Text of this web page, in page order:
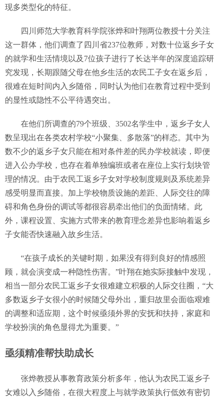
现多类型化的特征。
四川师范大学教育科学院张烨和叶翔两位教授十分关注
这一群体，他们调查了四川省237位教师，对数十位返乡子女
的就学和生活情境以及7位孩子进行了长达半年的深度追踪研
究发现，长期跟随父母在他乡生活的农民工子女在返乡后，
很难在短时间内入乡随俗，同时认为他们在教育过程中受到
的显性或隐性不公平待遇突出。
在他们所调查的79个班级、3502名学生中，返乡子女人
数呈现出在各类农村学校“小聚集、多散落”的样态。其中为
数不少的返乡子女只能在相对条件差的民办学校就读，即便
进入公办学校，也存在着单独编班或者在座位上实行划块管
理的情况。由于农民工返乡子女对学校制度规则及系统差异
感受明显而直接。加上学校物质设施的差距、人际交往的障
碍和角色身份的调试等都很容易牵出他们的负面情绪。此
外，课程设置、实施方式带来的教育理念差异也影响着返乡
子女能否快速融入故乡生活。
“在孩子成长的关键时期，如果没有得到良好的情感照
顾，就会演变成一种隐性伤害。”叶翔在她实际接触中发现，
相当一部分农民工返乡子女很难建立积极的人际交往圈，“大
多数返乡子女很小的时候随父母外出，重归故里会面临艰难
的调整和适应期，这个时候亟须外界的安抚和扶持，家庭和
学校扮演的角色显得尤为重要。”
亟须精准帮扶助成长
张烨教授从事教育政策分析多年，他认为农民工返乡子
女难以入乡随俗，在很大程度上与就学政策执行低效有密切